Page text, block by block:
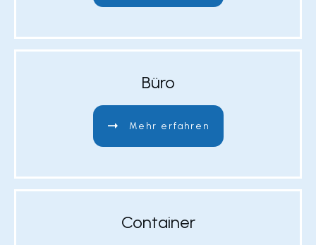
Büro
Mehr erfahren
Container